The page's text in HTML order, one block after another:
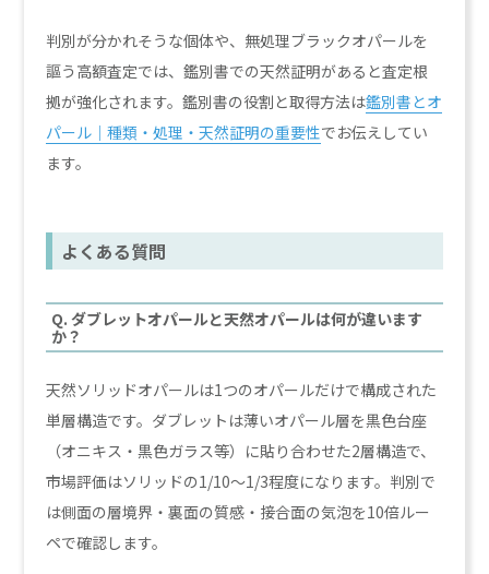
判別が分かれそうな個体や、無処理ブラックオパールを
謳う高額査定では、鑑別書での天然証明があると査定根
拠が強化されます。鑑別書の役割と取得方法は鑑別書とオ
パール｜種類・処理・天然証明の重要性でお伝えしてい
ます。
よくある質問
Q. ダブレットオパールと天然オパールは何が違います
か？
天然ソリッドオパールは1つのオパールだけで構成された
単層構造です。ダブレットは薄いオパール層を黒色台座
（オニキス・黒色ガラス等）に貼り合わせた2層構造で、
市場評価はソリッドの1/10〜1/3程度になります。判別で
は側面の層境界・裏面の質感・接合面の気泡を10倍ルー
ペで確認します。